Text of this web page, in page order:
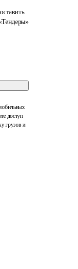
доступ
грузов и